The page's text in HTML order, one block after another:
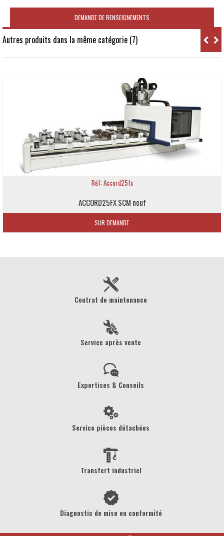
DEMANDE DE RENSEIGNEMENTS
Autres produits dans la même catégorie (7)
Réf: Accord25fx
ACCORD25FX SCM neuf
SUR DEMANDE
Contrat de maintenance
Service après vente
Expertises & Conseils
Service pièces détachées
Transfert industriel
Diagnostic de mise en conformité